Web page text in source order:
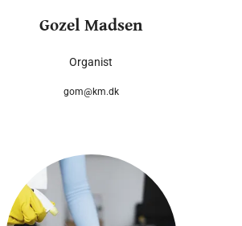
Gozel Madsen
Organist
gom@km.dk